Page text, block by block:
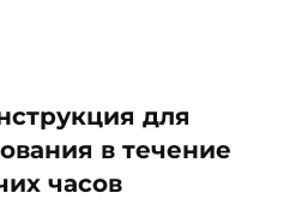
для
в течение
часов